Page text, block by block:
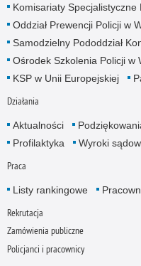
Komisariaty Specjalistyczne
Oddział Prewencji Policji w
Samodzielny Pododdział
Ośrodek Szkolenia Policji w
KSP w Unii Europejskiej
Działania
Aktualności
Profilaktyka
Wyroki
Praca
Listy rankingowe
Rekrutacja
Zamówienia publiczne
Policjanci i pracownicy